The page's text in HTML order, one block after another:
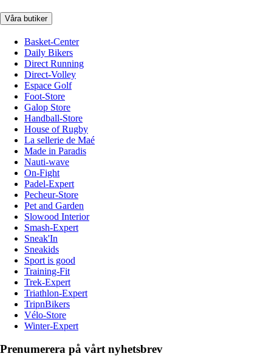
Våra butiker
Basket-Center
Daily Bikers
Direct Running
Direct-Volley
Espace Golf
Foot-Store
Galop Store
Handball-Store
House of Rugby
La sellerie de Maé
Made in Paradis
Nauti-wave
On-Fight
Padel-Expert
Pecheur-Store
Pet and Garden
Slowood Interior
Smash-Expert
Sneak'In
Sneakids
Sport is good
Training-Fit
Trek-Expert
Triathlon-Expert
TripnBikers
Vélo-Store
Winter-Expert
Prenumerera på vårt nyhetsbrev